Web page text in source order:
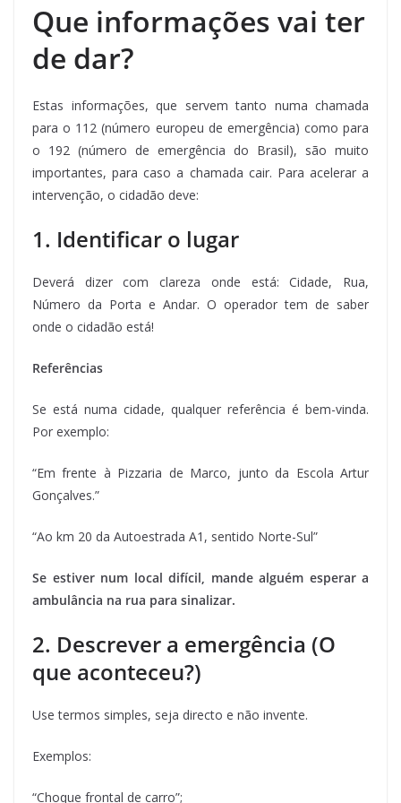
Que informações vai ter
de dar?
Estas informações, que servem tanto numa chamada
para o 112 (número europeu de emergência) como para
o 192 (número de emergência do Brasil), são muito
importantes, para caso a chamada cair. Para acelerar a
intervenção, o cidadão deve:
1. Identificar o lugar
Deverá dizer com clareza onde está: Cidade, Rua,
Número da Porta e Andar. O operador tem de saber
onde o cidadão está!
Referências
Se está numa cidade, qualquer referência é bem-vinda.
Por exemplo:
“Em frente à Pizzaria de Marco, junto da Escola Artur
Gonçalves.”
“Ao km 20 da Autoestrada A1, sentido Norte-Sul”
Se estiver num local difícil, mande alguém esperar a
ambulância na rua para sinalizar.
2. Descrever a emergência (O
que aconteceu?)
Use termos simples, seja directo e não invente.
Exemplos:
“Choque frontal de carro”;